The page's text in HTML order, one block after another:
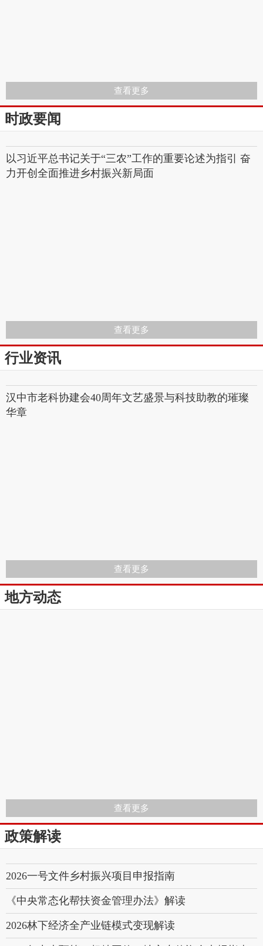
查看更多
时政要闻
以习近平总书记关于“三农”工作的重要论述为指引 奋
力开创全面推进乡村振兴新局面
查看更多
行业资讯
汉中市老科协建会40周年文艺盛景与科技助教的璀璨
华章
查看更多
地方动态
查看更多
政策解读
2026一号文件乡村振兴项目申报指南
《中央常态化帮扶资金管理办法》解读
2026林下经济全产业链模式变现解读